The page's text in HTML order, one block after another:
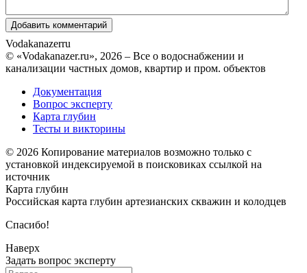
Vodakanazerru
© «Vodakanazer.ru», 2026 – Все о водоснабжении и
канализации частных домов, квартир и пром. объектов
Документация
Вопрос эксперту
Карта глубин
Тесты и викторины
© 2026 Копирование материалов возможно только с
установкой индексируемой в поисковиках ссылкой на
источник
Карта глубин
Российская карта глубин артезианских скважин и колодцев
Спасибо!
Наверх
Задать вопрос эксперту